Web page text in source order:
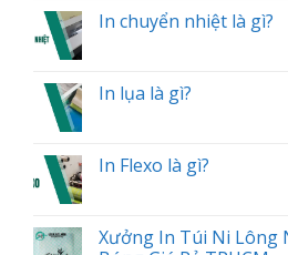
In chuyển nhiệt là gì?
In lụa là gì?
In Flexo là gì?
Xưởng In Túi Ni Lông